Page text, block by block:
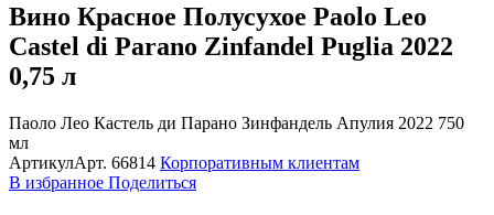
Вино Красное Полусухое Paolo Leo
Castel di Parano Zinfandel Puglia 2022
0,75 л
Паоло Лео Кастель ди Парано Зинфандель Апулия 2022 750
мл
АртикулАрт. 66814 Корпоративным клиентам
В избранное Поделиться